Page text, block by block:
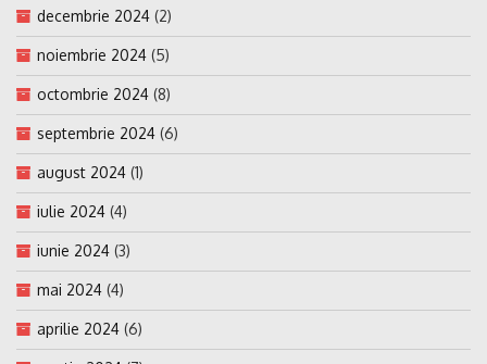
decembrie 2024 (2)
noiembrie 2024 (5)
octombrie 2024 (8)
septembrie 2024 (6)
august 2024 (1)
iulie 2024 (4)
iunie 2024 (3)
mai 2024 (4)
aprilie 2024 (6)